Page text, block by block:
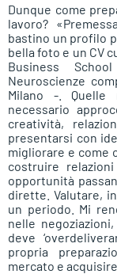
Dunque come
lavoro?
bastino un profilo
bella foto e un CV
Business
Neuroscienze
Milano -.
necessario
creatività,
presentarsi con
migliorare e come
costruire
opportunità
dirette. Valutare,
un periodo. Mi
nelle
deve
propria
mercato e